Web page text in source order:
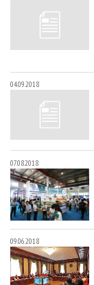
04.09.2018
07.08.2018
09.06.2018